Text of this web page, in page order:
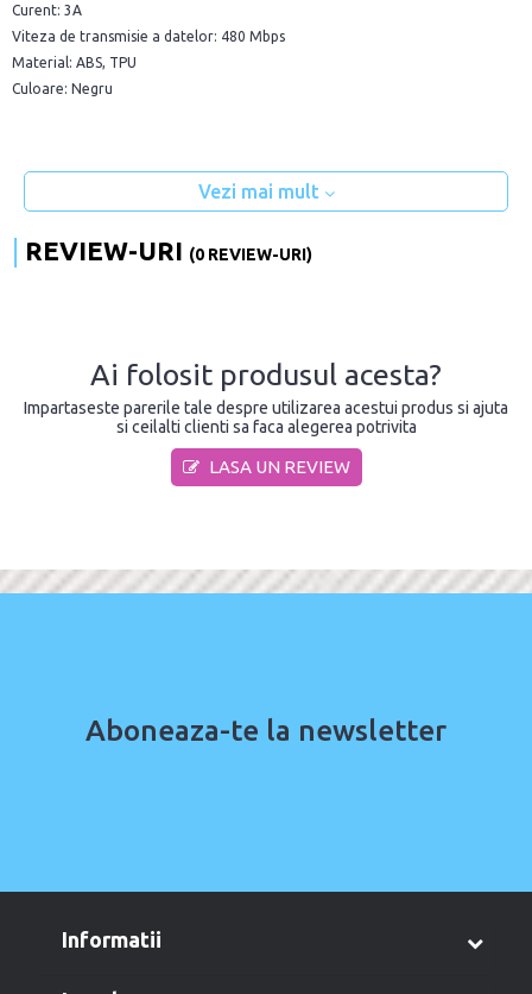
Curent: 3A
Viteza de transmisie a datelor: 480 Mbps
Material: ABS, TPU
Culoare: Negru
Vezi mai mult
REVIEW-URI (0 REVIEW-URI)
Ai folosit produsul acesta?
Impartaseste parerile tale despre utilizarea acestui produs si ajuta
si ceilalti clienti sa faca alegerea potrivita
LASA UN REVIEW
Aboneaza-te la newsletter
informatii